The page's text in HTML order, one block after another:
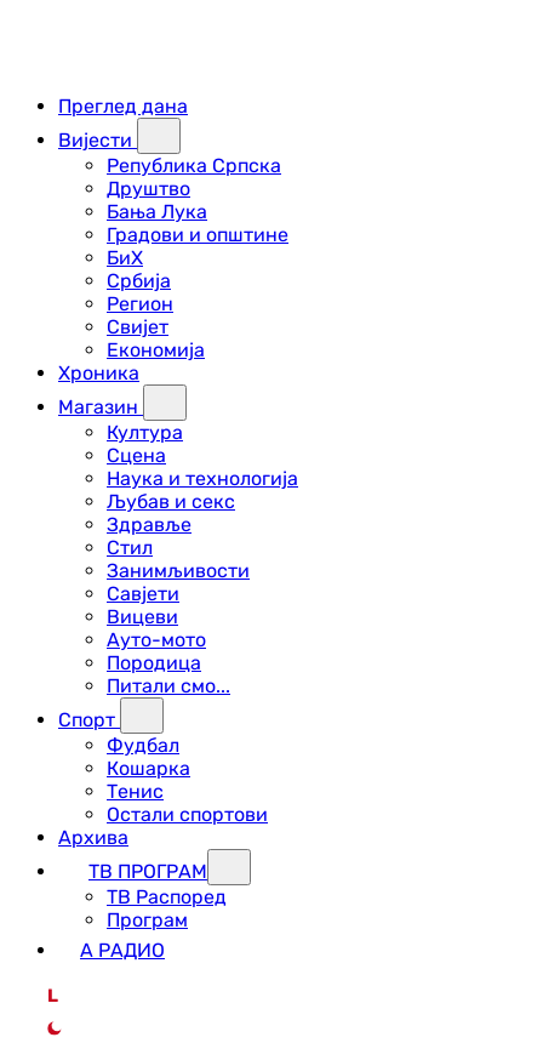
Преглед дана
Вијести
Република Српска
Друштво
Бања Лука
Градови и општине
БиХ
Србија
Регион
Свијет
Економија
Хроника
Магазин
Култура
Сцена
Наука и технологија
Љубав и секс
Здравље
Стил
Занимљивости
Савјети
Вицеви
Ауто-мото
Породица
Питали смо...
Спорт
Фудбал
Кошарка
Тенис
Остали спортови
Архива
ТВ ПРОГРАМ
ТВ Распоред
Програм
А РАДИО
L